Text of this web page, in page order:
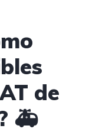
de
🚑